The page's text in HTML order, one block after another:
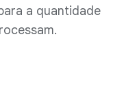
a quantidade